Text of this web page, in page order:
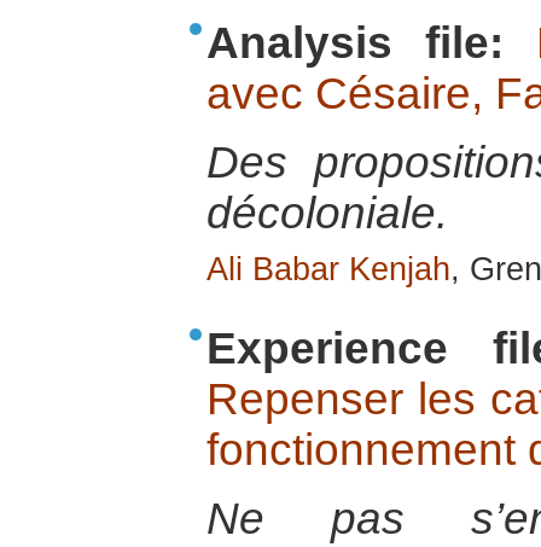
Analysis file:
avec Césaire,
Des
décoloniale.
Ali Babar Kenjah,
Experience
Repenser les
fonctionnement
Ne pas